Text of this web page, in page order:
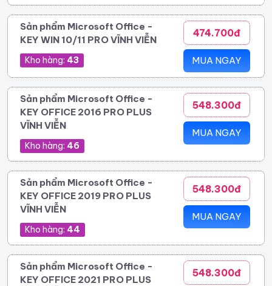
Sản phẩm Microsoft Office -
KEY WIN 10/11 PRO VĨNH VIỄN
Kho hàng: 43
474.700đ
MUA NGAY
Sản phẩm Microsoft Office -
KEY OFFICE 2016 PRO PLUS
VĨNH VIỄN
Kho hàng: 46
548.300đ
MUA NGAY
Sản phẩm Microsoft Office -
KEY OFFICE 2019 PRO PLUS
VĨNH VIỄN
Kho hàng: 44
548.300đ
MUA NGAY
Sản phẩm Microsoft Office -
KEY OFFICE 2021 PRO PLUS
548.300đ